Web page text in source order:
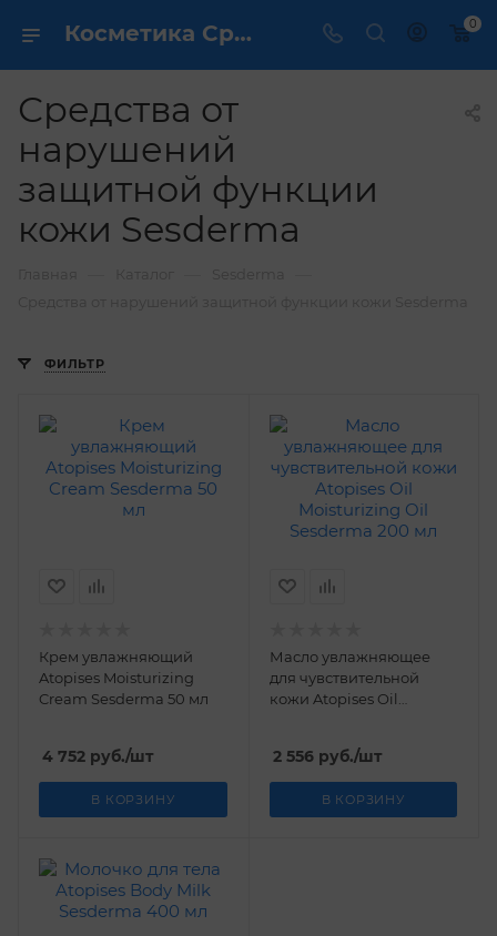
Косметика Средства от нарушений защитной функции кожи Sesderma - купить в интернет магазине ✔️ по выгодной цене 0
Средства от
нарушений
защитной функции
кожи Sesderma
ФИЛЬТР
Крем увлажняющий
Atopises Moisturizing
Cream Sesderma 50 мл
4 752 руб./шт
В КОРЗИНУ
Масло увлажняющее
для чувствительной
кожи Atopises Oil
2 556руб./шт
В КОРЗИНУ